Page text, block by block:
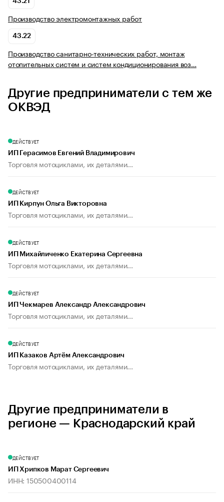
Производство электромонтажных работ
43.22
Производство санитарно-технических работ, монтаж
отопительных систем и систем кондиционирования воз…
Другие предприниматели с тем же
ОКВЭД
ДЕЙСТВУЕТ
ИП Герасимов Евгений Владимирович
Торговля мотоциклами, их деталями...
ДЕЙСТВУЕТ
ИП Кирпун Ольга Викторовна
Торговля мотоциклами, их деталями...
ДЕЙСТВУЕТ
ИП Михайличенко Екатерина Сергеевна
Торговля мотоциклами, их деталями...
ДЕЙСТВУЕТ
ИП Чекмарев Александр Александрович
Торговля мотоциклами, их деталями...
ДЕЙСТВУЕТ
ИП Казаков Артём Александрович
Торговля мотоциклами, их деталями...
Другие предприниматели в
регионе — Краснодарский край
ДЕЙСТВУЕТ
ИП Хрипков Марат Сергеевич
ИНН: 150500400114